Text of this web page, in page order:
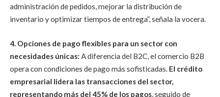
administración de pedidos, mejorar la distribución de
inventario y optimizar tiempos de entrega”, señala la vocera.
4. Opciones de pago flexibles para un sector con
necesidades únicas: A diferencia del B2C, el comercio B2B
opera con condiciones de pago más sofisticadas. El crédito
empresarial lidera las transacciones del sector,
representando más del 45% de los pagos , seguido de